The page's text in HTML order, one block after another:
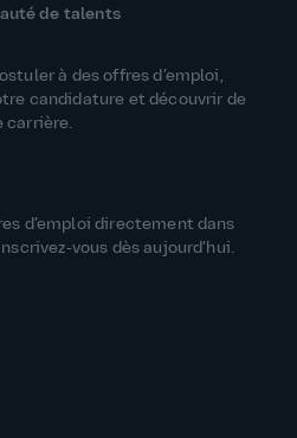
de talents
à des offres d’emploi,
candidature et découvrir de
carrière.
d’emploi directement dans
dès aujourd’hui.